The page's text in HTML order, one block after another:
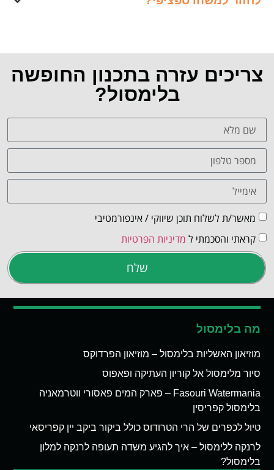
צריכים עזרה בתכנון החופשה
בלימסול?
מאשר/ת לשלוח תוכן שיווקי / אינפורמטיבי
קראתי והסכמתי ל מדיניות הפרטיות
שלח
מה בלימסול
מוזיאון האשליות בלימסול – מוזיאון הפרדוקס
סיור מלימסול אל קוריון העתיקה ופאפוס
Fasouri Watermania – פארק המים פאסורי ווטרמאניה
בלימסול קפריסין
טיול לכפרים של הרי הטרודוס כולל ביקור ביקב יין קפריסאי
לרנקה ללימסול – איך להגיע משדה תעופה לרנקה למלון
בלימסול?